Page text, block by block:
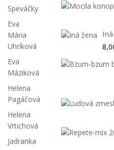
Speváčky
Eva
Mária
Uhríková
Eva
Máziková
Helena
Pagáčová
Helena
Vrtichová
Jadranka